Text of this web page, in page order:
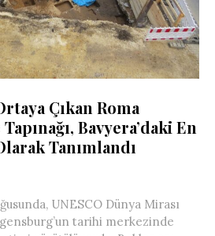
Çıkan Roma
Bavyera’daki En
Tanımlandı
UNESCO Dünya Mirası
tarihi merkezinde